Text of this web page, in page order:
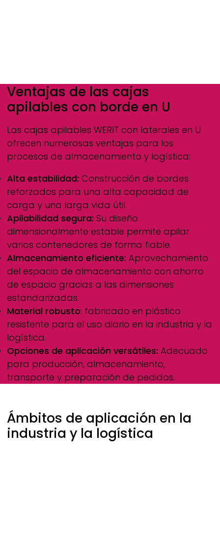
Ventajas de las cajas
apilables con borde en U
Las cajas apilables WERIT con laterales en U
ofrecen numerosas ventajas para los
procesos de almacenamiento y logística:
Alta estabilidad: Construcción de bordes
reforzados para una alta capacidad de
carga y una larga vida útil.
Apilabilidad segura: Su diseño
dimensionalmente estable permite apilar
varios contenedores de forma fiable.
Almacenamiento eficiente: Aprovechamiento
del espacio de almacenamiento con ahorro
de espacio gracias a las dimensiones
estandarizadas.
Material robusto: fabricado en plástico
resistente para el uso diario en la industria y la
logística.
Opciones de aplicación versátiles: Adecuado
para producción, almacenamiento,
transporte y preparación de pedidos.
Ámbitos de aplicación en la
industria y la logística